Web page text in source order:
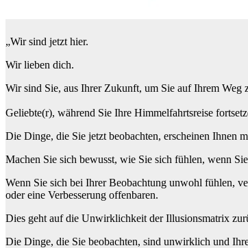
„Wir sind jetzt hier.
Wir lieben dich.
Wir sind Sie, aus Ihrer Zukunft, um Sie auf Ihrem Weg
Geliebte(r), während Sie Ihre Himmelfahrtsreise
Die Dinge, die Sie jetzt beobachten, erscheinen Ihnen
Machen Sie sich bewusst, wie Sie sich fühlen, wenn
Wenn Sie sich bei Ihrer Beobachtung unwohl fühlen,
oder eine Verbesserung offenbaren.
Dies geht auf die Unwirklichkeit der Illusionsmatrix
Die Dinge, die Sie beobachten, sind unwirklich und